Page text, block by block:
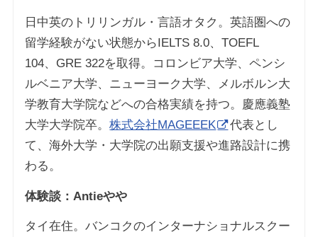
日中英のトリリンガル・言語オタク。英語圏への
留学経験がない状態からIELTS 8.0、TOEFL
104、GRE 322を取得。コロンビア大学、ペンシ
ルベニア大学、ニューヨーク大学、メルボルン大
学教育大学院などへの合格実績を持つ。慶應義塾
大学大学院卒。株式会社MAGEEEK
代表とし
て、海外大学・大学院の出願支援や進路設計に携
わる。
体験談：Antieやや
タイ在住。バンコクのインターナショナルスクー